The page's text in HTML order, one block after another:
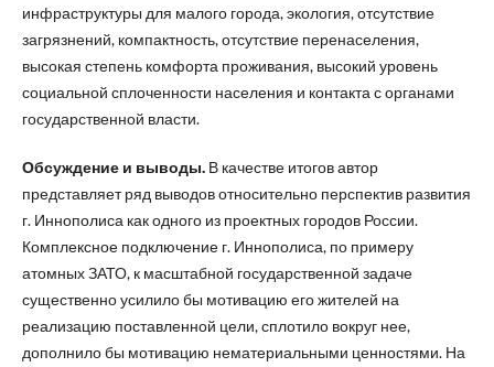
инфраструктуры для малого города, экология, отсутствие
загрязнений, компактность, отсутствие перенаселения,
высокая степень комфорта проживания, высокий уровень
социальной сплоченности населения и контакта с органами
государственной власти.
Обсуждение и выводы. В качестве итогов автор
представляет ряд выводов относительно перспектив развития
г. Иннополиса как одного из проектных городов России.
Комплексное подключение г. Иннополиса, по примеру
атомных ЗАТО, к масштабной государственной задаче
существенно усилило бы мотивацию его жителей на
реализацию поставленной цели, сплотило вокруг нее,
дополнило бы мотивацию нематериальными ценностями. На